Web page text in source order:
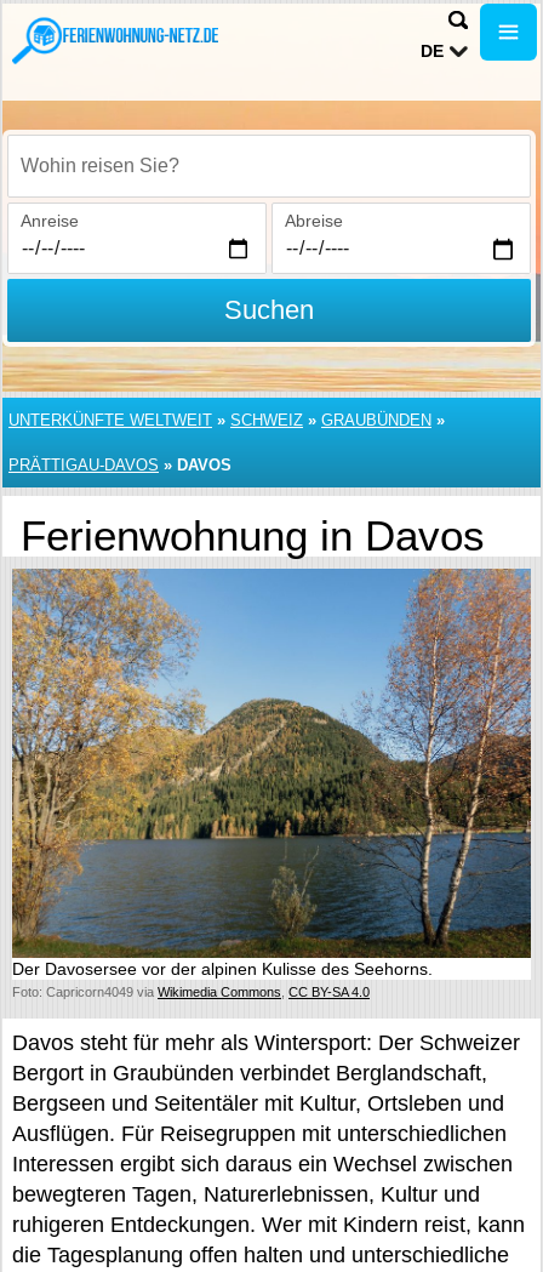
DE
Wohin reisen Sie?
Anreise Abreise
Suchen
UNTERKÜNFTE WELTWEIT » SCHWEIZ » GRAUBÜNDEN »
PRÄTTIGAU-DAVOS » DAVOS
Ferienwohnung in Davos
Der Davosersee vor der alpinen Kulisse des Seehorns.
Foto: Capricorn4049 via Wikimedia Commons CC BY-SA 4.0
Davos steht für mehr als Wintersport: Der Schweizer
Bergort in Graubünden verbindet Berglandschaft,
Bergseen und Seitentäler mit Kultur, Ortsleben und
Ausflügen. Für Reisegruppen mit unterschiedlichen
Interessen ergibt sich daraus ein Wechsel zwischen
bewegteren Tagen, Naturerlebnissen, Kultur und
ruhigeren Entdeckungen. Wer mit Kindern reist, kann
die Tagesplanung offen halten und unterschiedliche